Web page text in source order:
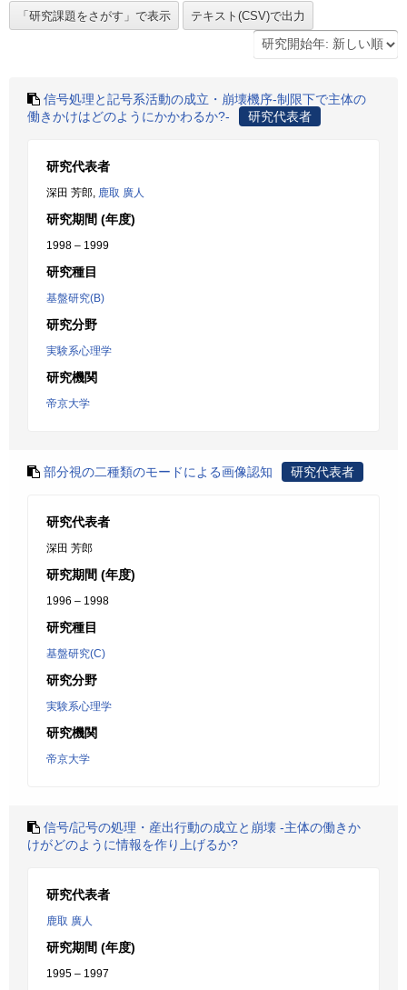
信号処理と記号系活動の成立・崩壊機序-制限下で主体の
働きかけはどのようにかかわるか?-
研究代表者
研究代表者
深田 芳郎, 鹿取 廣人
研究期間 (年度)
1998 – 1999
研究種目
基盤研究(B)
研究分野
実験系心理学
研究機関
帝京大学
部分視の二種類のモードによる画像認知 研究代表者
研究代表者
深田 芳郎
研究期間 (年度)
1996 – 1998
研究種目
基盤研究(C)
研究分野
実験系心理学
研究機関
帝京大学
信号/記号の処理・産出行動の成立と崩壊 -主体の働きか
けがどのように情報を作り上げるか?
研究代表者
鹿取 廣人
研究期間 (年度)
1995 – 1997